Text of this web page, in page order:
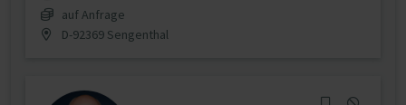
auf Anfrage
D-92369 Sengenthal